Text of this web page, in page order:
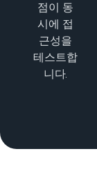
점이 동
시에 접
근성을
테스트합
니다.